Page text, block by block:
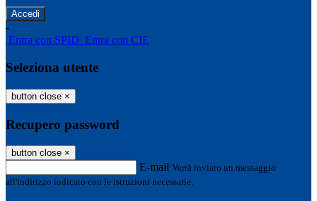
-
Entra con SPID Entra con CIE
Seleziona utente
button close ×
Recupero password
button close ×
E-mail Verrà inviato un messaggio
all'indirizzo indicato con le istruzioni necessarie.